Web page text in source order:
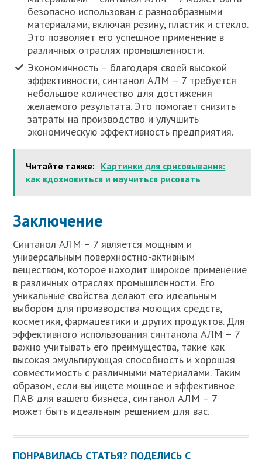
безопасно использован с разнообразными
материалами, включая резину, пластик и стекло.
Это позволяет его успешное применение в
различных отраслях промышленности.
Экономичность – благодаря своей высокой
эффективности, синтанол АЛМ – 7 требуется
небольшое количество для достижения
желаемого результата. Это помогает снизить
затраты на производство и улучшить
экономическую эффективность предприятия.
Читайте также: Картинки для срисовывания:
как вдохновиться и научиться рисовать
Заключение
Синтанол АЛМ – 7 является мощным и
универсальным поверхностно-активным
веществом, которое находит широкое применение
в различных отраслях промышленности. Его
уникальные свойства делают его идеальным
выбором для производства моющих средств,
косметики, фармацевтики и других продуктов. Для
эффективного использования синтанола АЛМ – 7
важно учитывать его преимущества, такие как
высокая эмульгирующая способность и хорошая
совместимость с различными материалами. Таким
образом, если вы ищете мощное и эффективное
ПАВ для вашего бизнеса, синтанол АЛМ – 7
может быть идеальным решением для вас.
ПОНРАВИЛАСЬ СТАТЬЯ? ПОДЕЛИСЬ С